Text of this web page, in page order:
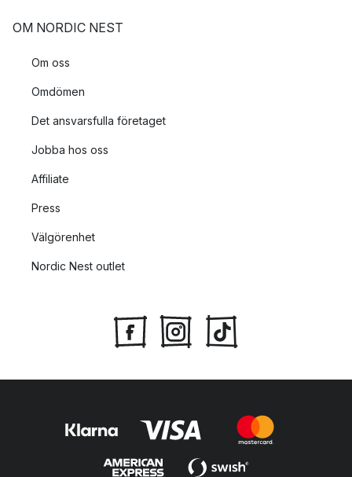
OM NORDIC NEST
Om oss
Omdömen
Det ansvarsfulla företaget
Jobba hos oss
Affiliate
Press
Välgörenhet
Nordic Nest outlet